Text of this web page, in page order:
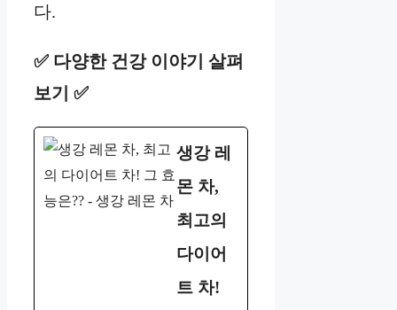
다.
✅ 다양한 건강 이야기 살펴
보기 ✅
생강 레
몬 차,
최고의
다이어
트 차!